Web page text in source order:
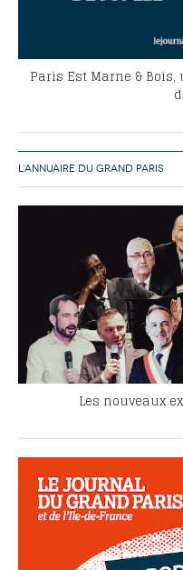
Paris Est Marne &
L’ANNUAIRE DU GRAND PARIS
Les nouveaux